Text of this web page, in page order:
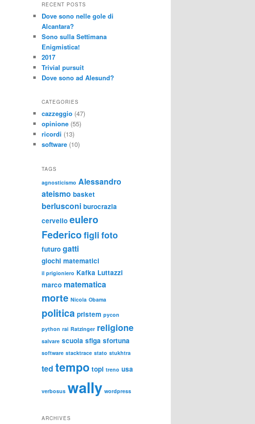
RECENT POSTS
Dove sono nelle gole di
Alcantara?
Sono sulla Settimana
Enigmistica!
2017
Trivial pursuit
Dove sono ad Alesund?
CATEGORIES
cazzeggio (47)
opinione (55)
ricordi (13)
software (10)
TAGS
agnosticismo Alessandro
ateismo basket
berlusconi burocrazia
cervello eulero
Federico figli foto
futuro gatti
giochi matematici
il prigioniero Kafka Luttazzi
marco matematica
morte Nicola Obama
politica pristem pycon
python rai Ratzinger religione
salvare scuola sfiga sfortuna
software stacktrace stato stukhtra
ted tempo topi treno usa
verbosus wally wordpress
ARCHIVES